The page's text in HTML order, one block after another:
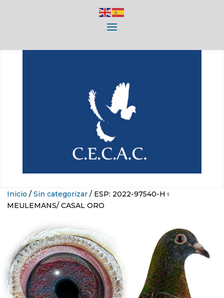
Inicio / Sin categorizar / ESP: 2022-97540-H♀
MEULEMANS/ CASAL ORO